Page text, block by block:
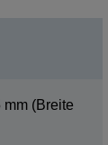
mm (Breite